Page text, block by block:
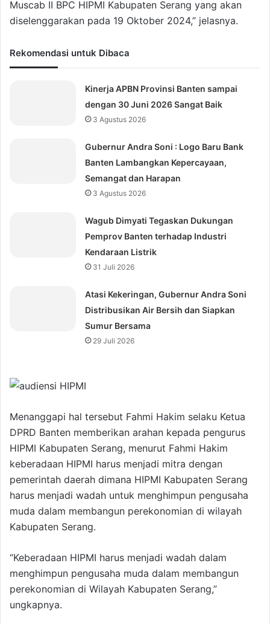
Muscab II BPC HIPMI Kabupaten Serang yang akan
diselenggarakan pada 19 Oktober 2024,” jelasnya.
Rekomendasi untuk Dibaca
Kinerja APBN Provinsi Banten sampai
dengan 30 Juni 2026 Sangat Baik
3 Agustus 2026
Gubernur Andra Soni : Logo Baru Bank
Banten Lambangkan Kepercayaan,
Semangat dan Harapan
3 Agustus 2026
Wagub Dimyati Tegaskan Dukungan
Pemprov Banten terhadap Industri
Kendaraan Listrik
31 Juli 2026
Atasi Kekeringan, Gubernur Andra Soni
Distribusikan Air Bersih dan Siapkan
Sumur Bersama
29 Juli 2026
Menanggapi hal tersebut Fahmi Hakim selaku Ketua
DPRD Banten memberikan arahan kepada pengurus
HIPMI Kabupaten Serang, menurut Fahmi Hakim
keberadaan HIPMI harus menjadi mitra dengan
pemerintah daerah dimana HIPMI Kabupaten Serang
harus menjadi wadah untuk menghimpun pengusaha
muda dalam membangun perekonomian di wilayah
Kabupaten Serang.
“Keberadaan HIPMI harus menjadi wadah dalam
menghimpun pengusaha muda dalam membangun
perekonomian di Wilayah Kabupaten Serang,”
ungkapnya.